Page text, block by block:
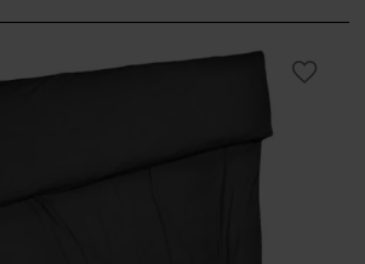
price
ab 29,90 €
price